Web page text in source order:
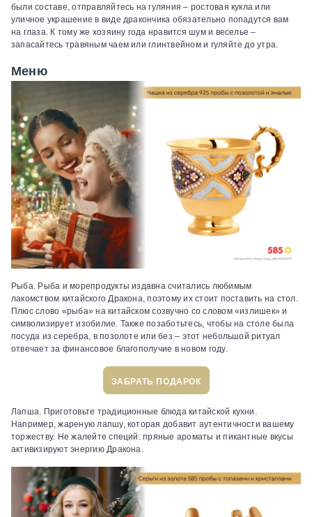
были составе, отправляйтесь на гуляния – ростовая кукла или
уличное украшение в виде дракончика обязательно попадутся вам
на глаза. К тому же хозяину года нравится шум и веселье –
запасайтесь травяным чаем или глинтвейном и гуляйте до утра.
Меню
Рыба. Рыба и морепродукты издавна считались любимым
лакомством китайского Дракона, поэтому их стоит поставить на стол.
Плюс слово «рыба» на китайском созвучно со словом «излишек» и
символизирует изобилие. Также позаботьтесь, чтобы на столе была
посуда из серебра, в позолоте или без – этот небольшой ритуал
отвечает за финансовое благополучие в новом году.
ЗАБРАТЬ ПОДАРОК
Лапша. Приготовьте традиционные блюда китайской кухни.
Например, жареную лапшу, которая добавит аутентичности вашему
торжеству. Не жалейте специй: пряные ароматы и пикантные вкусы
активизируют энергию Дракона.